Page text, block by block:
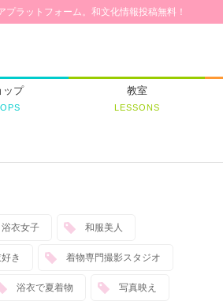
ラットフォーム。和文化情報投稿無料！
ップ 教室
LESSONS
浴衣女子 和服美人
き 着物専門撮影スタジオ
浴衣で夏着物 写真映え